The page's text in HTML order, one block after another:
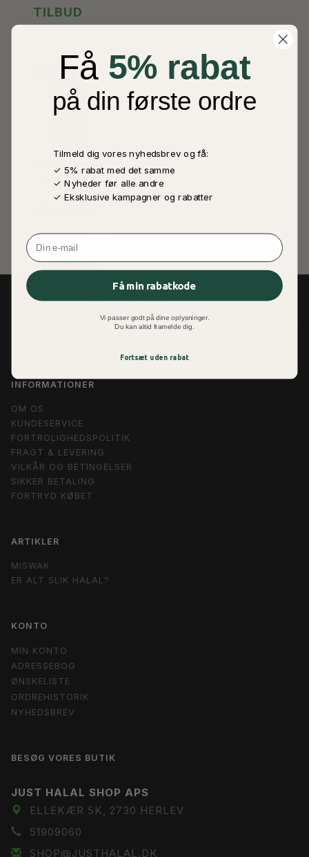
TILBUD
IBNS SEERIN'S
DICTIONARY OF
DREAMS
150,00 DKK
TILMED DIG VORES NYHEDSBREV
INFORMATIONER
OM OS
KUNDESERVICE
FORTROLIGHEDSPOLITIK
FRAGT & LEVERING
VILKÅR OG BETINGELSER
SIKKER BETALING
FORTRYD KØBET
ARTIKLER
MISWAK
ER ALT SLIK HALAL?
KONTO
MIN KONTO
ADRESSEBOG
ØNSKELISTE
ORDREHISTORIK
NYHEDSBREV
BESØG VORES BUTIK
JUST HALAL SHOP APS
ELLEKÆR 5K, 2730 HERLEV
51909060
SHOP@JUSTHALAL.DK
Få 5% rabat
på din første ordre
Tilmeld dig vores nyhedsbrev og få:
✓ 5% rabat med det samme
✓ Nyheder før alle andre
✓ Eksklusive kampagner og rabatter
Email
Få min rabatkode
Vi passer godt på dine oplysninger.
Du kan altid framelde dig.
Fortsæt uden rabat